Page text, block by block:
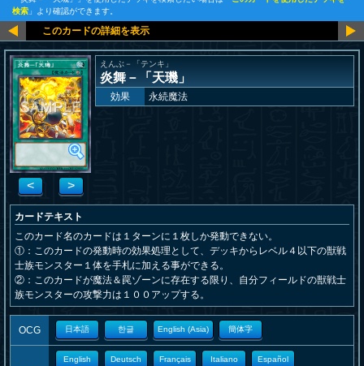
検索 」より確認ができます。
< >
えんぶ－「テンキ」
炎舞－「天璣」
効果 永続魔法
カードテキスト
このカード名のカードは１ターンに１枚しか発動できない。
①：このカードの発動時の効果処理として、デッキからレベル４以下の獣戦
士族モンスター１体を手札に加える事ができる。
②：このカードが魔法＆罠ゾーンに存在する限り、自分フィールドの獣戦士
族モンスターの攻撃力は１００アップする。
OCG 日本語 한글 English (Asia) 簡体字
English Deutsch Français Italiano Español